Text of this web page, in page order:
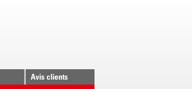
Avis clients